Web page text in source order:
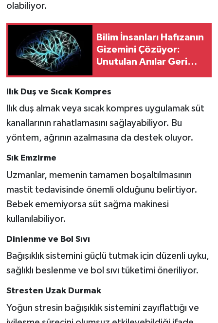
olabiliyor.
Bilim İnsanları Hafızanın
Gizemini Çözüyor:
Unutulan Anılar Geri
Ilık Duş ve Sıcak Kompres
Ilık duş almak veya sıcak kompres uygulamak süt
kanallarının rahatlamasını sağlayabiliyor. Bu
yöntem, ağrının azalmasına da destek oluyor.
Sık Emzirme
Uzmanlar, memenin tamamen boşaltılmasının
mastit tedavisinde önemli olduğunu belirtiyor.
Bebek ememiyorsa süt sağma makinesi
kullanılabiliyor.
Dinlenme ve Bol Sıvı
Bağışıklık sistemini güçlü tutmak için düzenli uyku,
sağlıklı beslenme ve bol sıvı tüketimi öneriliyor.
Stresten Uzak Durmak
Yoğun stresin bağışıklık sistemini zayıflattığı ve